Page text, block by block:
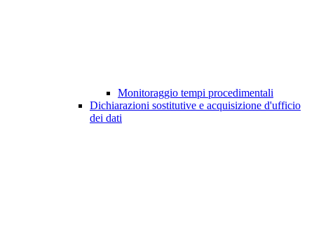
Monitoraggio tempi procedimentali
Dichiarazioni sostitutive e acquisizione d'ufficio
dei dati